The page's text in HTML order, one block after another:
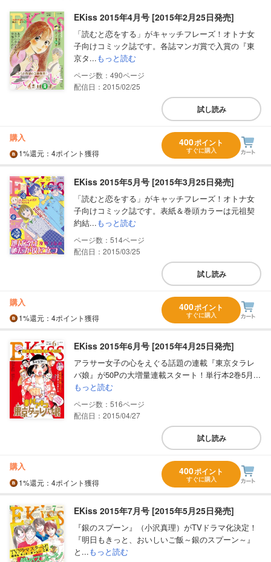
EKiss 2015年4月号 [2015年2月25日発売]
「読むと恋をする」がキャッチフレーズ！オトナ女
子向けコミック誌です。各誌マンガ賞で入賞の『東
京タ...もっと読む
490
配信日：2015/02/25
試し読み
購入
1%還元 ：4ポイント獲得
400ポイント
すぐに購入
EKiss 2015年5月号 [2015年3月25日発売]
「読むと恋をする」がキャッチフレーズ！オトナ女
子向けコミック誌です。表紙＆巻頭カラーは元祖契
約結...もっと読む
514
配信日：2015/03/25
試し読み
購入
1%還元 ：4ポイント獲得
400ポイント
すぐに購入
EKiss 2015年6月号 [2015年4月25日発売]
アラサー女子の心をえぐる話題の連載『東京タラレ
バ娘』が50Pの大増量連載スタート！単行本2巻5月...
もっと読む
516
配信日：2015/04/27
試し読み
購入
1%還元 ：4ポイント獲得
400ポイント
すぐに購入
EKiss 2015年7月号 [2015年5月25日発売]
『銀のスプーン』（小沢真理）がTVドラマ化決定！
『明日もきっと、おいしいご飯～銀のスプーン～』
と...もっと読む